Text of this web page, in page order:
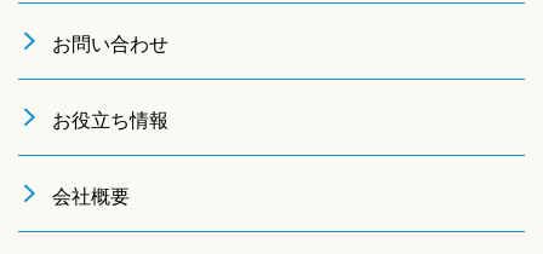
お問い合わせ
お役立ち情報
会社概要